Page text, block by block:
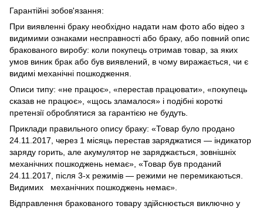
Гарантійні зобов'язання:
При виявленні браку необхідно надати нам фото або відео з
видимими ознаками несправності або браку, або повний опис
бракованого виробу: коли покупець отримав товар, за яких
умов виник брак або був виявлений, в чому виражається, чи є
видимі механічні пошкодження.
Описи типу: «не працює», «перестав працювати», «покупець
сказав не працює», «щось зламалося» і подібні короткі
претензії оброблятися за гарантією не будуть.
Приклади правильного опису браку: «Товар було продано
24.11.2017, через 1 місяць перестав заряджатися — індикатор
заряду горить, але акумулятор не заряджається, зовнішніх
механічних пошкоджень немає», «Товар був проданий
24.11.2017, після 3-х режимів — режими не перемикаються.
Видимих механічних пошкоджень немає».
Відправлення бракованого товару здійснюється виключно у